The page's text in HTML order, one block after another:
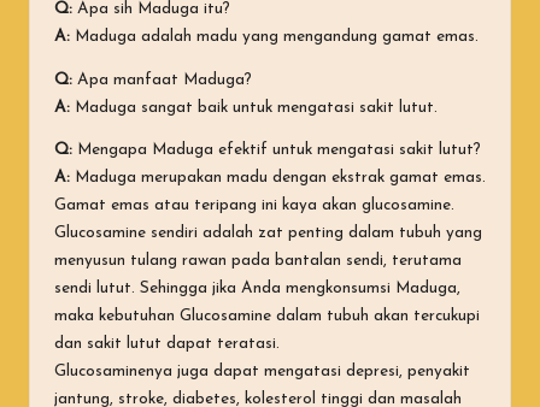
Q: Apa sih Maduga itu?
A: Maduga adalah madu yang mengandung gamat emas.
Q: Apa manfaat Maduga?
A: Maduga sangat baik untuk mengatasi sakit lutut.
Q: Mengapa Maduga efektif untuk mengatasi sakit lutut?
A: Maduga merupakan madu dengan ekstrak gamat emas.
Gamat emas atau teripang ini kaya akan glucosamine.
Glucosamine sendiri adalah zat penting dalam tubuh yang
menyusun tulang rawan pada bantalan sendi, terutama
sendi lutut. Sehingga jika Anda mengkonsumsi Maduga,
maka kebutuhan Glucosamine dalam tubuh akan tercukupi
dan sakit lutut dapat teratasi.
Glucosaminenya juga dapat mengatasi depresi, penyakit
jantung, stroke, diabetes, kolesterol tinggi dan masalah